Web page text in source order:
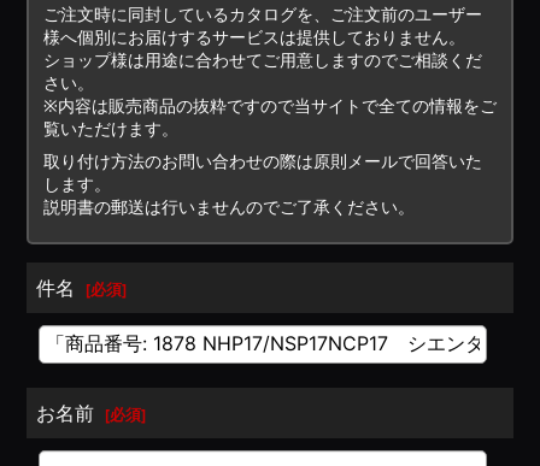
ご注文時に同封しているカタログを、ご注文前のユーザー
様へ個別にお届けするサービスは提供しておりません。
ショップ様は用途に合わせてご用意しますのでご相談くだ
さい。
※内容は販売商品の抜粋ですので当サイトで全ての情報をご
覧いただけます。
取り付け方法のお問い合わせの際は原則メールで回答いた
します。
説明書の郵送は行いませんのでご了承ください。
件名 [必須]
お名前 [必須]